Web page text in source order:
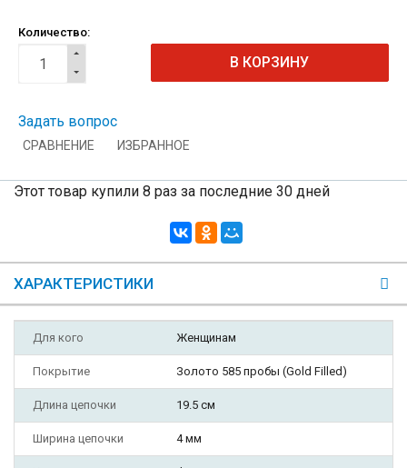
Количество:
Задать вопрос
СРАВНЕНИЕ ИЗБРАННОЕ
Этот товар купили 8 раз за последние 30 дней
ХАРАКТЕРИСТИКИ
Для кого Женщинам
Покрытие Золото 585 пробы (Gold Filled)
Длина цепочки 19.5 см
Ширина цепочки 4 мм